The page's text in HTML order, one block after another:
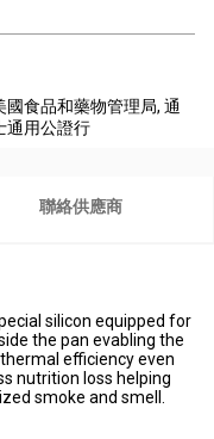
國食品和藥物管理局, 通
通用公證行
聯絡供應商
silicon equipped for
the pan evabling the
efficiency even
nutrition loss helping
smoke and smell.